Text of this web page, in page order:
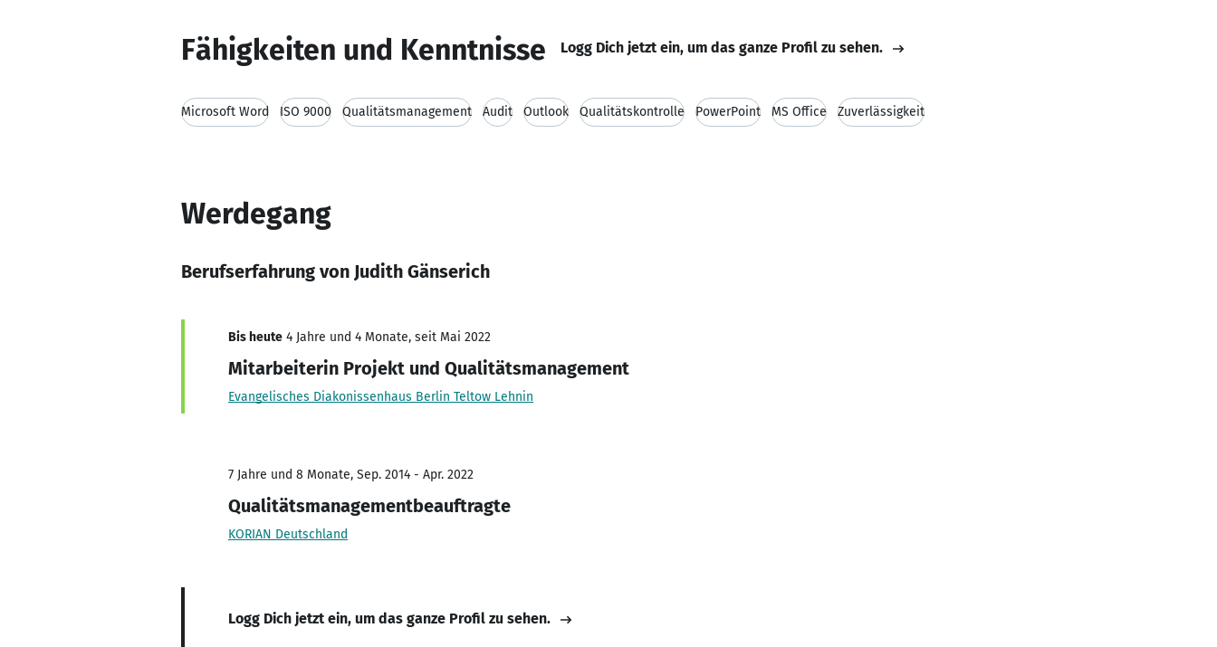
Fähigkeiten und Kenntnisse Logg Dich jetzt ein, um das ganze Profil zu sehen.
Microsoft Word ISO 9000 Qualitätsmanagement Audit Outlook Qualitätskontrolle PowerPoint MS Office Zuverlässigkeit
Werdegang
Berufserfahrung von Judith Gänserich
Bis heute 4 Jahre und 4 Monate, seit Mai 2022
Mitarbeiterin Projekt und Qualitätsmanagement
Evangelisches Diakonissenhaus Berlin Teltow Lehnin
7 Jahre und 8 Monate, Sep. 2014 - Apr. 2022
Qualitätsmanagementbeauftragte
KORIAN Deutschland
Logg Dich jetzt ein, um das ganze Profil zu sehen.